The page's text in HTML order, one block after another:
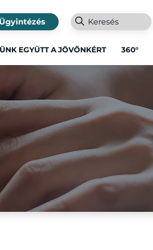
EGYÜTT A JÖVŐNKÉRT 360°